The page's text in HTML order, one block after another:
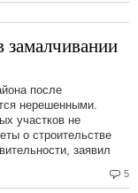
5
замалчивании
после
нерешенными.
участков не
о строительстве
заявил